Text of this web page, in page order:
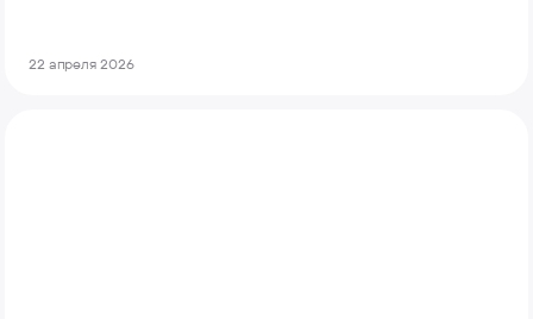
22 апреля 2026